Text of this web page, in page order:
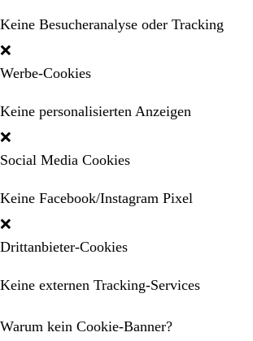
Keine Besucheranalyse oder Tracking
❌
Werbe-Cookies
Keine personalisierten Anzeigen
❌
Social Media Cookies
Keine Facebook/Instagram Pixel
❌
Drittanbieter-Cookies
Keine externen Tracking-Services
Warum kein Cookie-Banner?